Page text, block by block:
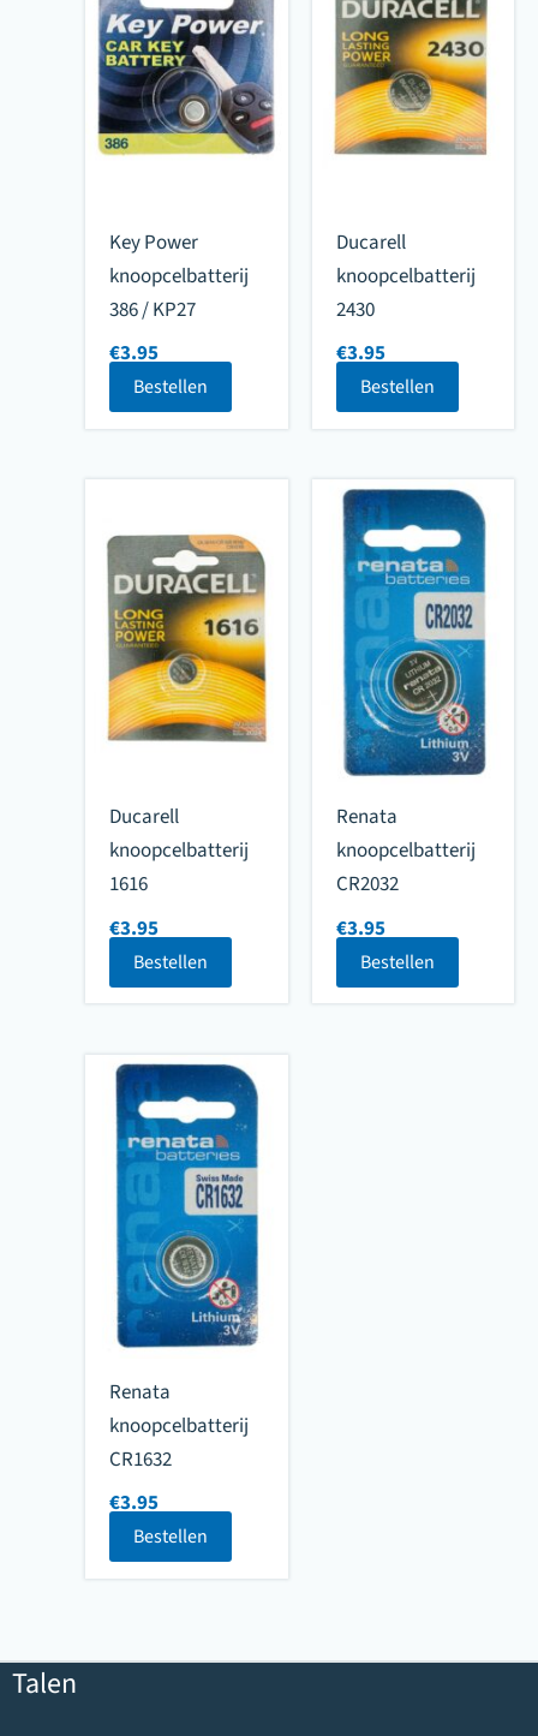
Key Power
knoopcelbatterij
386 / KP27
€3.95
Bestellen
Ducarell
knoopcelbatterij
2430
€3.95
Bestellen
Ducarell
knoopcelbatterij
1616
€3.95
Bestellen
Renata
knoopcelbatterij
CR2032
€3.95
Bestellen
Renata
knoopcelbatterij
CR1632
€3.95
Bestellen
Talen